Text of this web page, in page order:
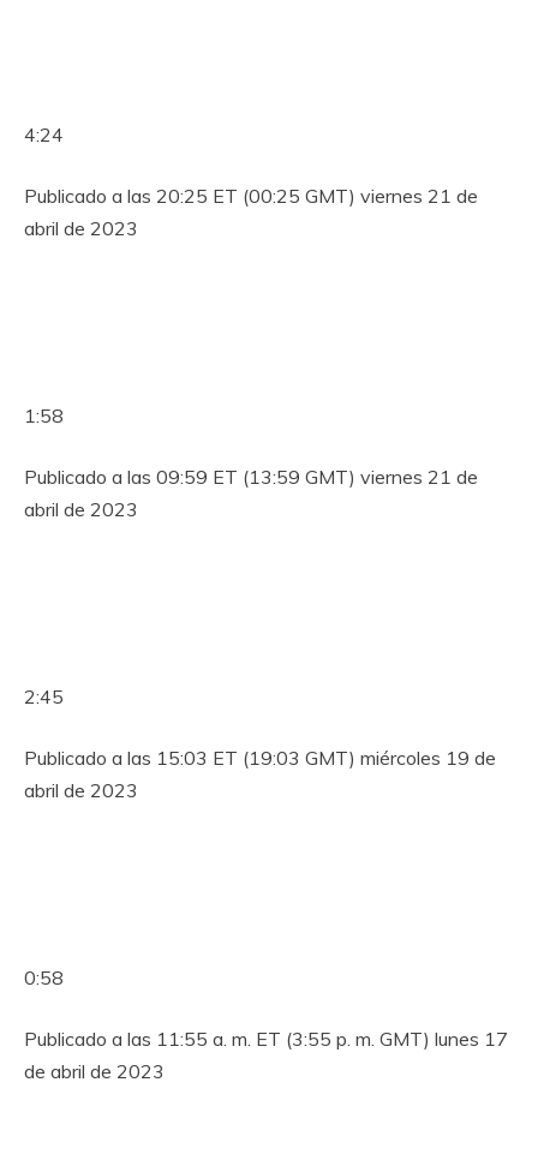
4:24
Publicado a las 20:25 ET (00:25 GMT) viernes 21 de
abril de 2023
1:58
Publicado a las 09:59 ET (13:59 GMT) viernes 21 de
abril de 2023
2:45
Publicado a las 15:03 ET (19:03 GMT) miércoles 19 de
abril de 2023
0:58
Publicado a las 11:55 a. m. ET (3:55 p. m. GMT) lunes 17
de abril de 2023